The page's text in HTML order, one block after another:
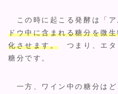
この時に起こる発酵は「
ドウ中に含まれる糖分を微
化させます。 つまり、エタ
糖分です。
一方、ワイン中の糖分はど